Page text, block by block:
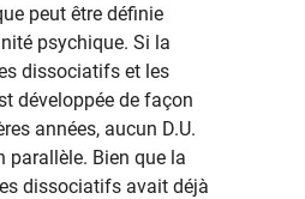
peut être définie
psychique. Si la
dissociatifs et les
développée de façon
années, aucun D.U.
parallèle. Bien que la
dissociatifs avait déjà